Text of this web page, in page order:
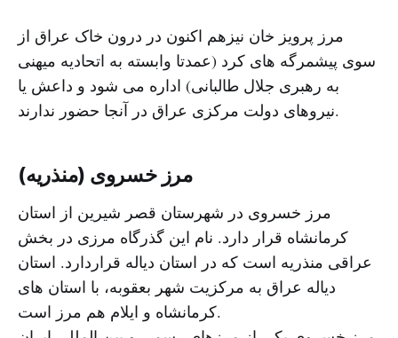
مرز پرویز خان نیزهم اکنون در درون خاک عراق از
سوی پیشمرگه های کرد (عمدتا وابسته به اتحادیه میهنی
به رهبری جلال طالبانی) اداره می شود و داعش یا
نیروهای دولت مرکزی عراق در آنجا حضور ندارند.
مرز خسروى (منذریه)
مرز خسروى در شهرستان قصر شیرین از استان
کرمانشاه قرار دارد. نام این گذرگاه مرزی در بخش
عراقی منذریه است که در استان دیاله قراردارد. استان
دیاله عراق به مرکزیت شهر بعقوبه، با استان های
کرمانشاه و ایلام هم مرز است.